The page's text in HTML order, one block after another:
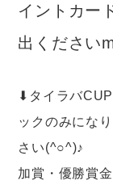
イントカー
出ください
⬇︎タイラバ
ックのみにな
さ
加賞・優勝賞